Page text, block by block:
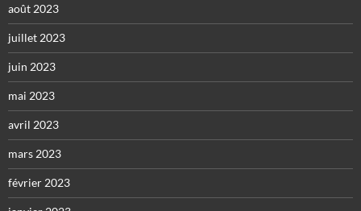
août 2023
juillet 2023
juin 2023
mai 2023
avril 2023
mars 2023
février 2023